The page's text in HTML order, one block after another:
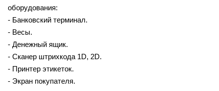
оборудования:
- Банковский терминал.
- Весы.
- Денежный ящик.
- Сканер штрихкода 1D, 2D.
- Принтер этикеток.
- Экран покупателя.